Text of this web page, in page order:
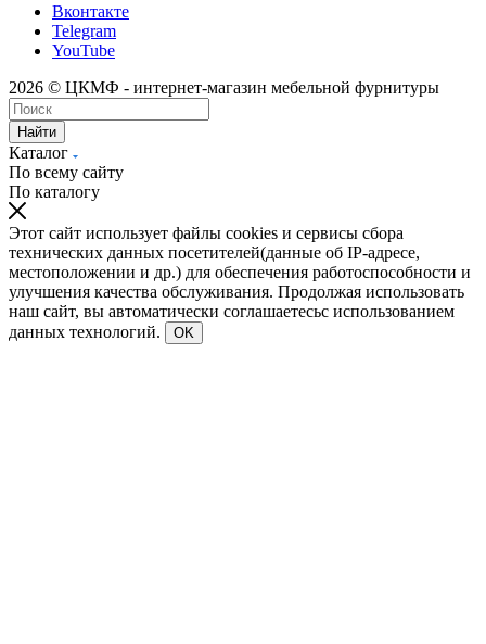
Вконтакте
Telegram
YouTube
2026 © ЦКМФ - интернет-магазин мебельной фурнитуры
Найти
Каталог
По всему сайту
По каталогу
Этот сайт использует файлы cookies и сервисы сбора
технических данных посетителей(данные об IP-адресе,
местоположении и др.) для обеспечения работоспособности и
улучшения качества обслуживания. Продолжая использовать
наш сайт, вы автоматически соглашаетесьс использованием
данных технологий.
OK